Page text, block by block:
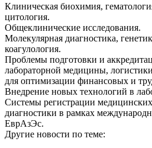
Клиническая биохимия,
цитология.
Общеклинические исследования.
Молекулярная диагностика,
коагулология.
Проблемы подготовки и
лабораторной медицины,
для оптимизации финансовых и
Внедрение новых технологий в
Системы регистрации
диагностики в рамках
ЕврАзЭс.
Другие новости по теме: